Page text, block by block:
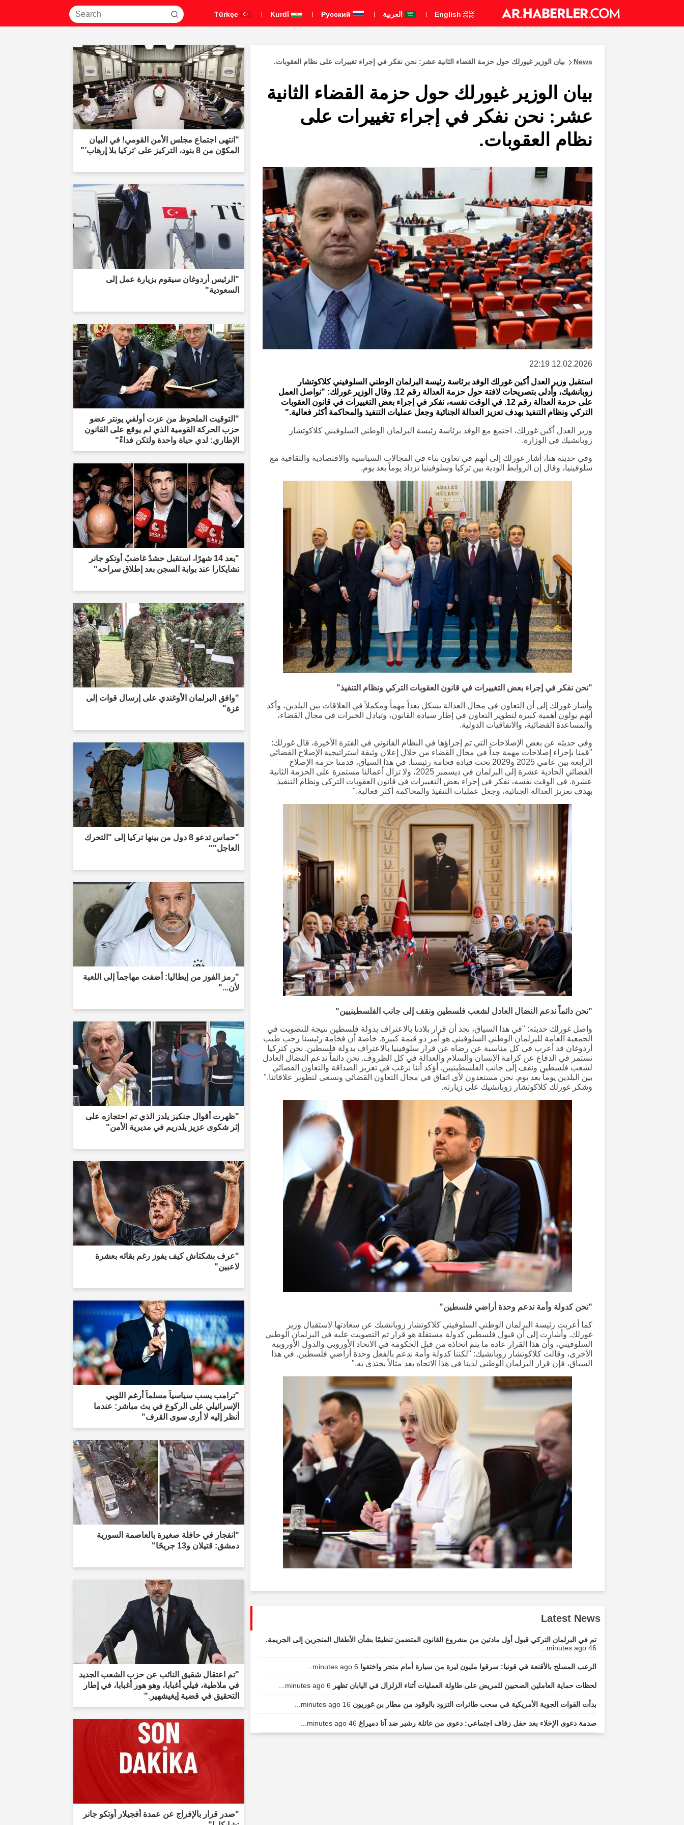
العربية Kurdî
News بيان الوزير غيورلك حول حزمة القضاء الثانية عشر: نحن نفكر في إجراء تغييرات على نظام العقوبات.
بيان الوزير غيورلك حول حزمة القضاء الثانية
عشر: نحن نفكر في إجراء تغييرات على
نظام العقوبات.
12.02.2026 22:19
استقبل وزير العدل أكين غورلك الوفد برئاسة رئيسة البرلمان الوطني السلوفيني كلاكوتشار
زوبانشيك، وأدلى بتصريحات لافتة حول حزمة العدالة رقم 12. وقال الوزير غورلك: "نواصل العمل
على حزمة العدالة رقم 12. في الوقت نفسه، نفكر في إجراء بعض التغييرات في قانون العقوبات
التركي ونظام التنفيذ بهدف تعزيز العدالة الجنائية وجعل عمليات التنفيذ والمحاكمة أكثر فعالية."
وزير العدل أكين غورلك، اجتمع مع الوفد برئاسة رئيسة البرلمان الوطني السلوفيني كلاكوتشار
زوبانشيك في الوزارة.
وفي حديثه هنا، أشار غورلك إلى أنهم في تعاون بناء في المجالات السياسية والاقتصادية والثقافية مع
سلوفينيا، وقال إن الروابط الودية بين تركيا وسلوفينيا تزداد يوماً بعد يوم.
"نحن نفكر في إجراء بعض التغييرات في قانون العقوبات التركي ونظام التنفيذ"
وأشار غورلك إلى أن التعاون في مجال العدالة يشكل بعداً مهماً ومكملاً في العلاقات بين البلدين، وأكد
أنهم يولون أهمية كبيرة لتطوير التعاون في إطار سيادة القانون، وتبادل الخبرات في مجال القضاء،
والمساعدة القضائية، والاتفاقيات الدولية.
وفي حديثه عن بعض الإصلاحات التي تم إجراؤها في النظام القانوني في الفترة الأخيرة، قال غورلك:
"قمنا بإجراء إصلاحات مهمة جداً في مجال القضاء من خلال إعلان وثيقة استراتيجية الإصلاح القضائي
الرابعة بين عامي 2025 و2029 تحت قيادة فخامة رئيسنا. في هذا السياق، قدمنا حزمة الإصلاح
القضائي الحادية عشرة إلى البرلمان في ديسمبر 2025، ولا تزال أعمالنا مستمرة على الحزمة الثانية
عشرة. في الوقت نفسه، نفكر في إجراء بعض التغييرات في قانون العقوبات التركي ونظام التنفيذ
بهدف تعزيز العدالة الجنائية، وجعل عمليات التنفيذ والمحاكمة أكثر فعالية."
"نحن دائماً ندعم النضال العادل لشعب فلسطين ونقف إلى جانب الفلسطينيين"
واصل غورلك حديثه: "في هذا السياق، نجد أن قرار بلادنا بالاعتراف بدولة فلسطين نتيجة للتصويت في
الجمعية العامة للبرلمان الوطني السلوفيني هو أمر ذو قيمة كبيرة. خاصة أن فخامة رئيسنا رجب طيب
أردوغان قد أعرب في كل مناسبة عن رضاه عن قرار سلوفينيا بالاعتراف بدولة فلسطين. نحن كتركيا
نستمر في الدفاع عن كرامة الإنسان والسلام والعدالة في كل الظروف. نحن دائماً ندعم النضال العادل
لشعب فلسطين ونقف إلى جانب الفلسطينيين. أؤكد أننا نرغب في تعزيز الصداقة والتعاون القضائي
بين البلدين يوماً بعد يوم. نحن مستعدون لأي اتفاق في مجال التعاون القضائي ونسعى لتطوير علاقاتنا."
وشكر غورلك كلاكوتشار زوبانشيك على زيارته.
"نحن كدولة وأمة ندعم وحدة أراضي فلسطين"
كما أعربت رئيسة البرلمان الوطني السلوفيني كلاكوتشار زوبانشيك عن سعادتها لاستقبال وزير
غورلك. وأشارت إلى أن قبول فلسطين كدولة مستقلة هو قرار تم التصويت عليه في البرلمان الوطني
السلوفيني، وأن هذا القرار عادة ما يتم اتخاذه من قبل الحكومة في الاتحاد الأوروبي والدول الأوروبية
الأخرى، وقالت كلاكوتشار زوبانشيك: "لكننا كدولة وأمة ندعم بالفعل وحدة أراضي فلسطين. في هذا
السياق، فإن قرار البرلمان الوطني لدينا في هذا الاتجاه يعد مثالاً يحتذى به."
Latest News
تم في البرلمان التركي قبول أول مادتين من مشروع القانون المتضمن تنظيمًا بشأن الأطفال المنجرين إلى الجريمة.
46 minutes ago...
الرعب المسلح بالأقنعة في قونيا: سرقوا مليون ليرة من سيارة أمام متجر واختفوا 6 minutes ago...
لحظات حماية العاملين الصحيين للمريض على طاولة العمليات أثناء الزلزال في اليابان تظهر 6 minutes ago...
بدأت القوات الجوية الأمريكية في سحب طائرات التزود بالوقود من مطار بن غوريون 16 minutes ago...
صدمة دعوى الإخلاء بعد حفل زفاف اجتماعي: دعوى من عائلة رشبر ضد آتا دميراغ 46 minutes ago...
"انتهى اجتماع مجلس الأمن القومي! في البيان
المكوّن من 8 بنود، التركيز على ‘تركيا بلا إرهاب’"
"الرئيس أردوغان سيقوم بزيارة عمل إلى
السعودية"
"التوقيت الملحوظ من عزت أولفي يونتر عضو
حزب الحركة القومية الذي لم يوقع على القانون
الإطاري: لدي حياة واحدة ولتكن فداءً"
"بعد 14 شهرًا، استقبل حشدٌ غاضبٌ أوتكو جانر
تشايكارا عند بوابة السجن بعد إطلاق سراحه"
"وافق البرلمان الأوغندي على إرسال قوات إلى
غزة"
"حماس تدعو 8 دول من بينها تركيا إلى "التحرك
العاجل""
"رمز الفوز من إيطاليا: أضفت مهاجماً إلى اللعبة
لأن..."
"ظهرت أقوال جنكيز يلدز الذي تم احتجازه على
إثر شكوى عزيز يلدريم في مديرية الأمن"
"عرف بشكتاش كيف يفوز رغم بقائه بعشرة
لاعبين"
"ترامب يسب سياسياً مسلماً أرغم اللوبي
الإسرائيلي على الركوع في بث مباشر: عندما
أنظر إليه لا أرى سوى القرف"
"انفجار في حافلة صغيرة بالعاصمة السورية
دمشق: قتيلان و13 جريحًا"
"تم اعتقال شقيق النائب عن حزب الشعب الجديد
في ملاطية، فيلي أغبابا، وهو هور أغبابا، في إطار
التحقيق في قضية إيغيشهير."
"صدر قرار بالإفراج عن عمدة أفجيلار أوتكو جانر